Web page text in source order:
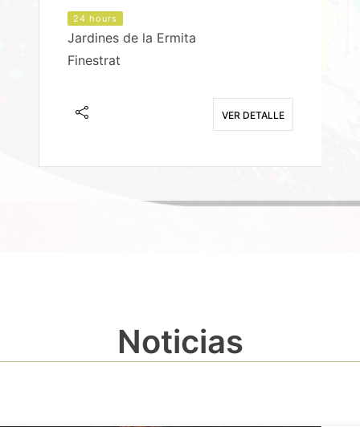
24 hours
Jardines de la Ermita
Finestrat
VER DETALLE
Noticias